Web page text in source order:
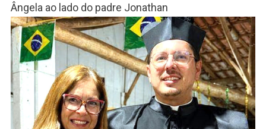
Ângela ao lado do padre Jonathan